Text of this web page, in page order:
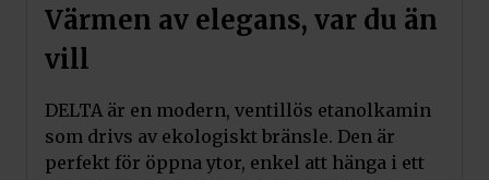
Pris:690kr
Art.nr. ZFS01N
Kratki Dekorativ Björkved
Pris: 1 250kr
Värmen av elegans, var du än
vill
DELTA är en modern, ventillös etanolkamin
som drivs av ekologiskt bränsle. Den är
perfekt för öppna ytor, enkel att hänga i ett